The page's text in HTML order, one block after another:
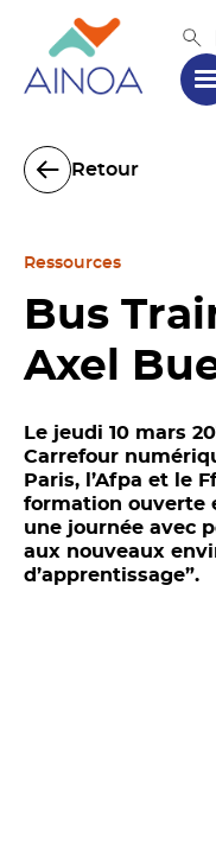
Retour
Ressources
Bus
Axel
Le jeudi 10 mars
Carrefour
Paris, l’Afpa et le
formation ouverte
une journée avec
aux nouveaux
d’apprentissage”.